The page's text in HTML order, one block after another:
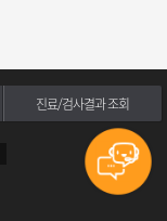
진료/검사결과 조회